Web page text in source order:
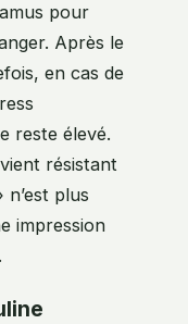
pour
Après le
en cas de
reste élevé.
résistant
plus
impression